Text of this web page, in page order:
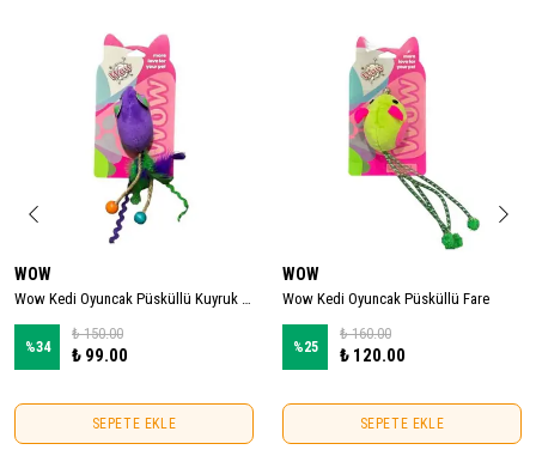
WOW
Wow Kedi Oyuncak Püsküllü Kuyruk Fare
%34
₺ 150.00
₺ 99.00
SEPETE EKLE
WOW
Wow Kedi Oyuncak Püsküllü Fare
%25
₺ 160.00
₺ 120.00
SEPETE EKLE